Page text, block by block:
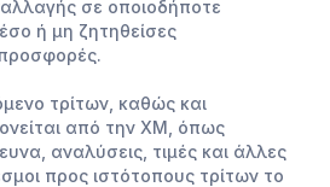
σε οποιοδήποτε
ή μη ζητηθείσες
τρίτων, καθώς και
από την ΧΜ, όπως
αναλύσεις, τιμές και άλλες
προς ιστότοπους τρίτων το